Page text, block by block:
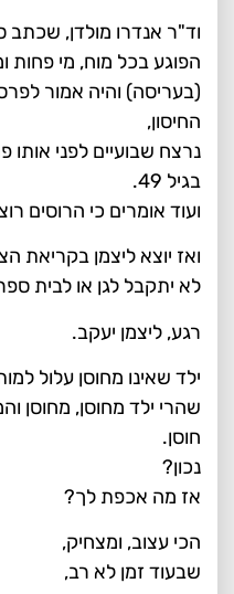
וד"ר אנדרו מולדן, שכתב
הפוגע בכל מוח, מי פחות
(בעריסה) והיה אמור
החיסון,
נרצח שבועיים לפני אותו
בגיל 49.
ועוד אומרים כי הרוסים
ואז יוצא ליצמן בקריאת
לא יתקבל לגן או לבית
רגע, ליצמן יעקב.
ילד שאינו מחוסן עלול
שהרי ילד מחוסן, מחוסן
חוסן.
נכון?
אז מה אכפת לך?
הכי עצוב, ומצחיק,
שבעוד זמן לא רב,